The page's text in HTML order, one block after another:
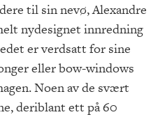
til sin nevø, Alexandre
nydesignet innredning
er verdsatt for sine
eller bow-windows
Noen av de svært
deriblant ett på 60